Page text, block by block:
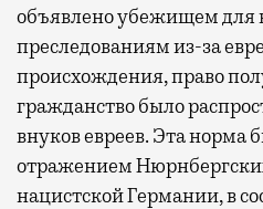
объявлено убежищем для
преследованиям из-за
происхождения, право
гражданство было
внуков евреев. Эта норма
отражением
нацистской Германии, в